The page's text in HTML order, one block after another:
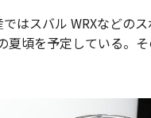
はスバル WRXなどの
頃を予定している。